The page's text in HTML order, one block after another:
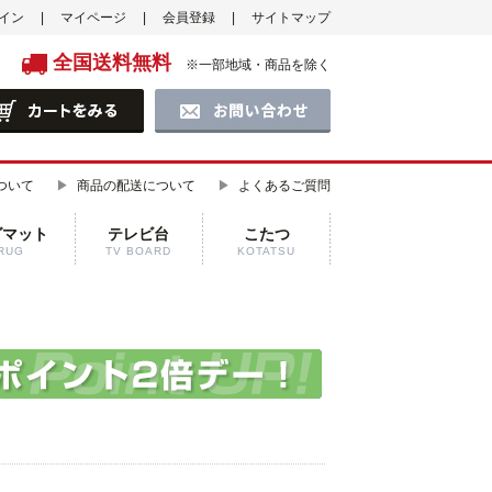
ン マイページ 会員登録 サイトマップ
全国送料無料 ※一部地域・商品を除く
いて 商品の配送について よくあるご質問
ット テレビ台
TV BOARD
こたつ
KOTATSU